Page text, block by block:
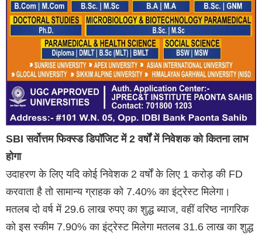
SBI सर्वोत्तम फिक्स्ड डिपॉजिट में 2 वर्षों में निवेशक को कितना लाभ
होगा
उदाहरण के लिए यदि कोई निवेशक 2 वर्षों के लिए 1 करोड़ की FD
करवाता है तो सामान्य ग्राहक को 7.40% का इंट्रेस्ट मिलेगा।
मतलब दो वर्ष में 29.6 लाख रुपए का शुद्ध ब्याज, वहीं वरिष्ठ नागरिक
को इस स्कीम 7.90% का इंट्रेस्ट मिलेगा मतलब 31.6 लाख का शुद्ध